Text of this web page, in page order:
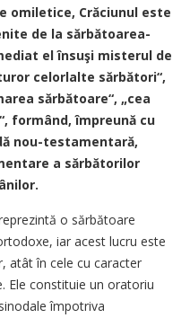
omiletice, Crăciunul este
de la sărbătoarea-
el însuşi misterul de
celorlalte sărbători“,
sărbătoare“, „cea
formând, împreună cu
nou-testamentară,
a sărbătorilor
o sărbătoare
iar acest lucru este
atât în cele cu caracter
Ele constituie un oratoriu
împotriva